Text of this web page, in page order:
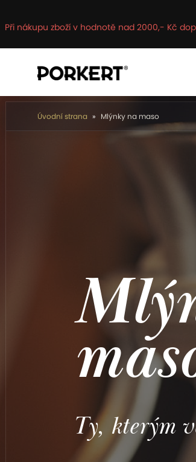
Při nákupu zboží v hodnotě nad 2000,- Kč
Úvodní strana Mlýnky na maso
Ty, kterým